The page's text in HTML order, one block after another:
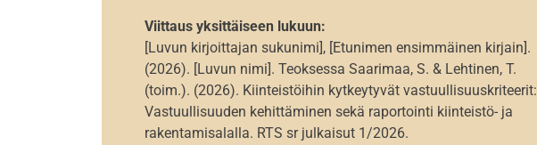
Viittaus yksittäiseen lukuun:
[Luvun kirjoittajan sukunimi], [Etunimen ensimmäinen kirjain].
(2026). [Luvun nimi]. Teoksessa Saarimaa, S. & Lehtinen, T.
(toim.). (2026). Kiinteistöihin kytkeytyvät vastuullisuuskriteerit:
Vastuullisuuden kehittäminen sekä raportointi kiinteistö- ja
rakentamisalalla. RTS sr julkaisut 1/2026.